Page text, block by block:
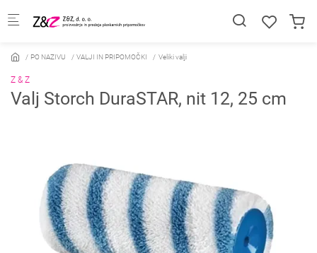
PO NAZIVU VALJI IN PRIPOMOČKI Veliki valji
Z & Z
Valj Storch DuraSTAR, nit 12, 25 cm